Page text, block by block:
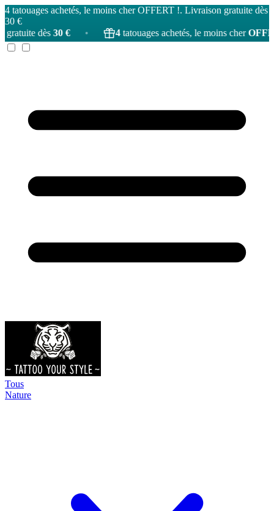
4 tatouages achetés, le moins cher OFFERT !. Livraison gratuite dès
30 €
30 € • 4 tatouages achetés, le moins cherOFFERT! •
Tous
Nature